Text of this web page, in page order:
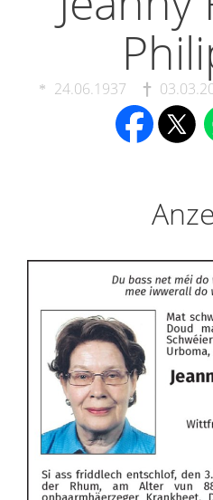
24.06.1937